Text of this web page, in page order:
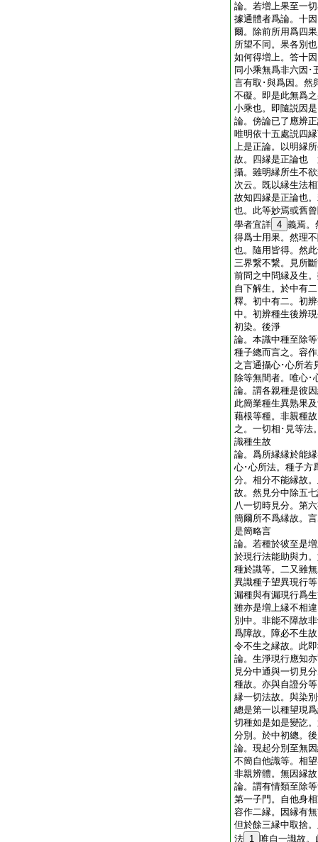
論。若増上果至一
據通體者爲論。十
爾。除前所用爲四
所望不同。果各別
如何得増上。答十
同小乘無爲非六因･
言有取･與爲因。然
不礙。即是此無爲
小乘也。即隨説因
論。傍論已了應辨
唯明依十五處説四
上是正論。以明縁
故。四縁是正論也
攝。雖明縁所生不
次云。既以縁生法
故知四縁是正論也
也。此等妙焉或舊
學者宜詳 4 義焉。
得爲士用果。然理
也。隨用皆得。然
三界繋不繋。見所
前問之中問縁及生
自下解生。於中有
釋。初中有二。初
中。初辨種生後辨
初染。後淨
論。本識中種至除
種子總而言之。容
之言通攝心･心所若
除等無間者。唯心･
論。謂各親種是彼
此簡業種生異熟果
藉根等種。非親種
之。一切相･見等法
識種生故
論。爲所縁縁於能
心･心所法。種子方
分。相分不能縁故
故。然見分中除五
八一切時見分。第
簡爾所不爲縁故。
是簡略言
論。若種於彼至是
於現行法能助與力
種於識等。二又雖
異識種子望異現行
漏種與有漏現行爲
雖亦是増上縁不相
別中。非能不障故
爲障故。障必不生
令不生之縁故。此
論。生淨現行應知
見分中通與一切見
種故。亦與自證分
縁一切法故。與染
總是第一以種望現
切種如是如是變訖
分別。於中初總。
論。現起分別至無
不簡自他識等。相
非親辨體。無因縁
論。謂有情類至除
第一子門。自他身
容作二縁。因縁有
但於餘三縁中取捨
法 1 唯自一識故。